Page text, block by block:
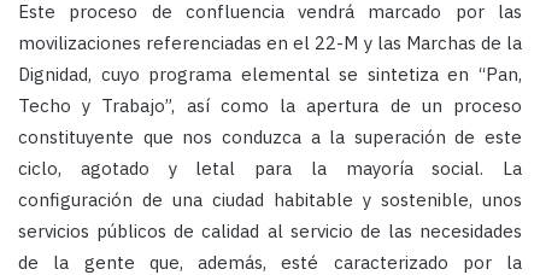
Este proceso de confluencia vendrá marcado por las
movilizaciones referenciadas en el 22-M y las Marchas de la
Dignidad, cuyo programa elemental se sintetiza en “Pan,
Techo y Trabajo”, así como la apertura de un proceso
constituyente que nos conduzca a la superación de este
ciclo, agotado y letal para la mayoría social. La
configuración de una ciudad habitable y sostenible, unos
servicios públicos de calidad al servicio de las necesidades
de la gente que, además, esté caracterizado por la